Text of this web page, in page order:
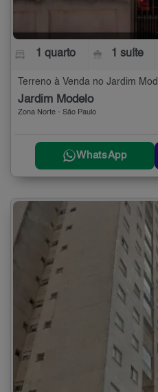
1 quarto 1 suíte
Terreno à Venda no Jardim
Jardim Modelo
Zona Norte - São Paulo
WhatsApp